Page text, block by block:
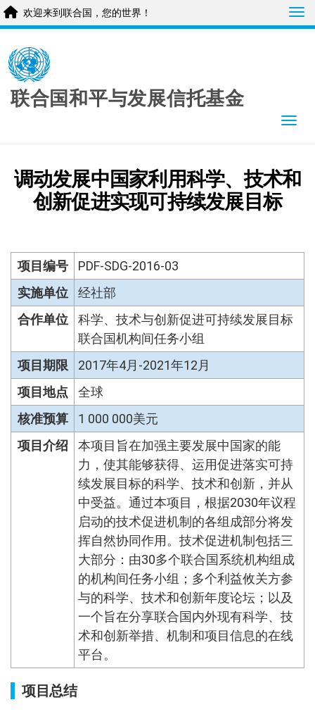
main
content
欢迎来到联合国，您的世界！
联合国和平与发展信托基金
调动发展中国家利用科学、技术和
创新促进实现可持续发展目标
项目编号
PDF-SDG-2016-03
实施单位
经社部
合作单位
科学、技术与创新促进可持续发展目标
联合国机构间任务小组
项目期限
2017年4月-2021年12月
项目地点
全球
核准预算
1 000 000美元
项目介绍
本项目旨在加强主要发展中国家的能
力，使其能够获得、运用促进落实可持
续发展目标的科学、技术和创新，并从
中受益。通过本项目，根据2030年议程
启动的技术促进机制的各组成部分将发
挥自然协同作用。技术促进机制包括三
大部分：由30多个联合国系统机构组成
的机构间任务小组；多个利益攸关方参
与的科学、技术和创新年度论坛；以及
一个旨在分享联合国内外现有科学、技
术和创新举措、机制和项目信息的在线
平台。
项目总结